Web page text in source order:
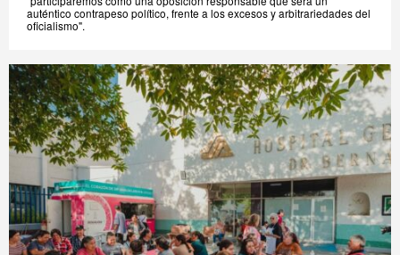
auténtico contrapeso político, frente a los excesos y arbitrariedades del
oficialismo".